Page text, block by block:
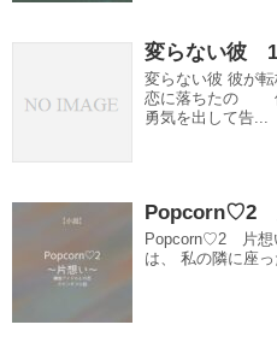
変らない彼
変らない彼 彼が
恋に落ちたの
勇気を出して告...
Popcorn♡2
Popcorn♡2 片
は、 私の隣に